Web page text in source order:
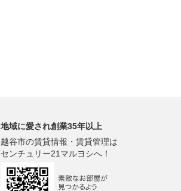
地域に愛され創業35年以上
越谷市の賃貸情報・賃貸管理は
センチュリー21マルヨシへ！